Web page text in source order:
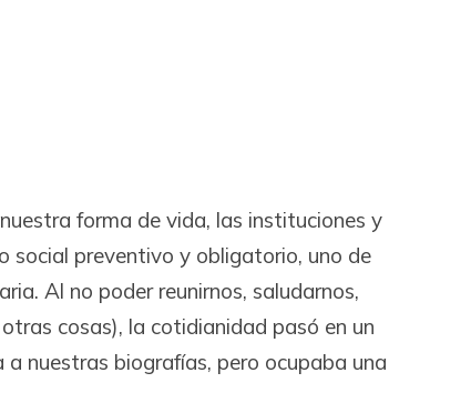
forma de vida, las instituciones y
social preventivo y obligatorio, uno de
Al no poder reunirnos, saludarnos,
cosas), la cotidianidad pasó en un
nuestras biografías, pero ocupaba una